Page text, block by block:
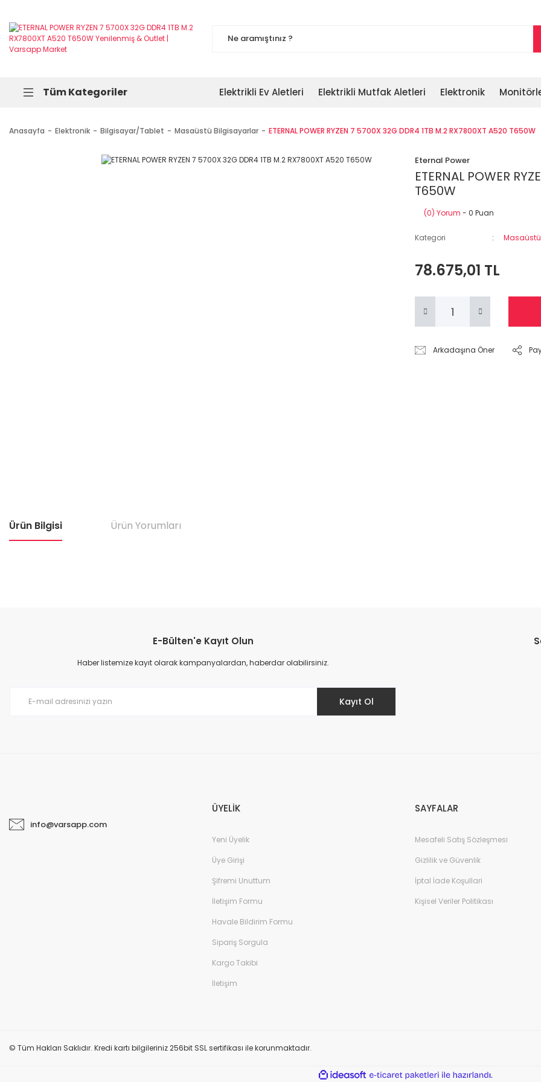
Tüm Kategoriler Elektrikli Ev Aletleri Elektrikli Mutfak Aletleri Elektronik
Anasayfa Elektronik Bilgisayar/Tablet Masaüstü Bilgisayarlar ETERNAL POWER RYZEN 7 5700X 32G DDR4 1TB M.2 RX7800XT A520 T650W
Eternal Power
ETERNAL POWER
T650W
(0) Yorum - 0 Puan
Kategori
78.675,01 TL
Arkadaşına Öner
Ürün Bilgisi Ürün Yorumları
E-Bülten'e Kayıt Olun
Haber listemize kayıt olarak kampanyalardan, haberdar olabilirsiniz.
Kayıt Ol
info@varsapp.com
ÜYELİK
Yeni Üyelik
Üye Girişi
Şifremi Unuttum
İletişim Formu
Havale Bildirim Formu
Sipariş Sorgula
Kargo Takibi
İletişim
SAYFALAR
Mesafeli Satış Sözleşmesi
Gizlilik ve Güvenlik
İptal İade Koşullari
Kişisel Veriler Politikası
© Tüm Hakları Saklıdır. Kredi kartı bilgileriniz 256bit SSL sertifikası ile korunmaktadır.
ideasoft
e-